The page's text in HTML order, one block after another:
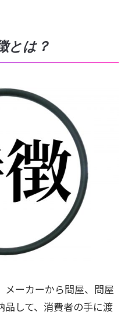
とは？
メーカーから問屋、問屋
して、消費者の手に渡